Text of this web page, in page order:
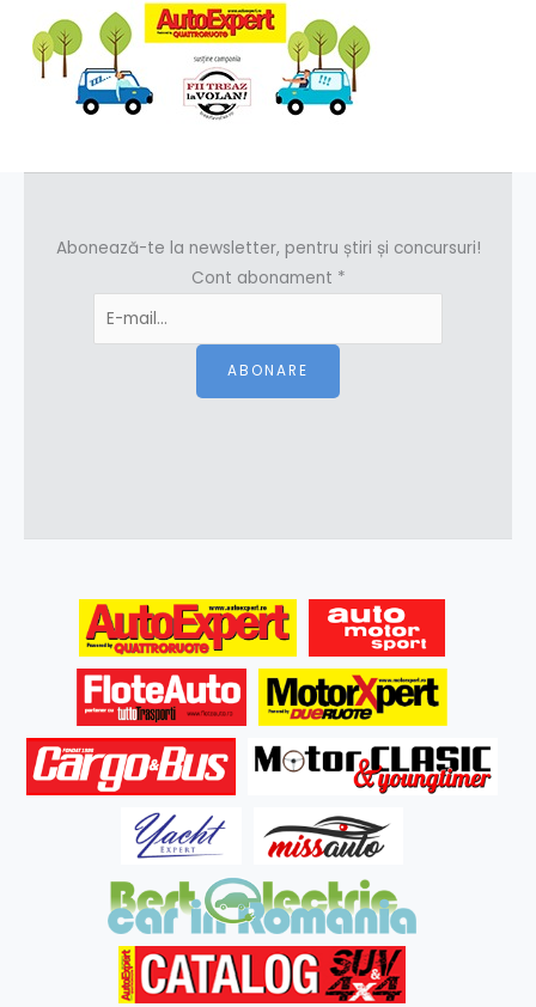
Abonează-te la newsletter, pentru știri și concursuri!
Cont abonament *
ABONARE